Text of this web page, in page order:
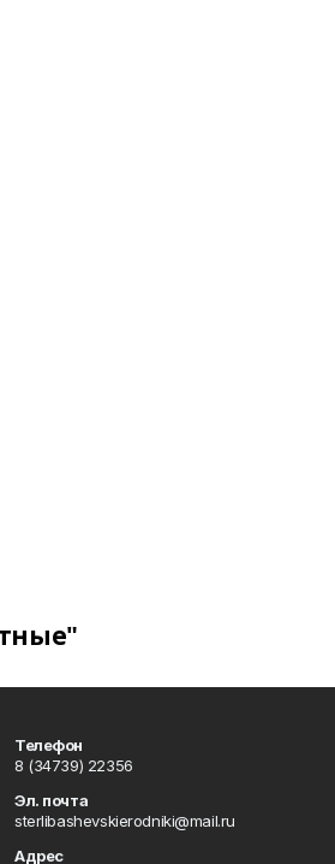
Телефон
8 (34739) 22356
Эл. почта
sterlibashevskierodniki@mail.ru
Адрес